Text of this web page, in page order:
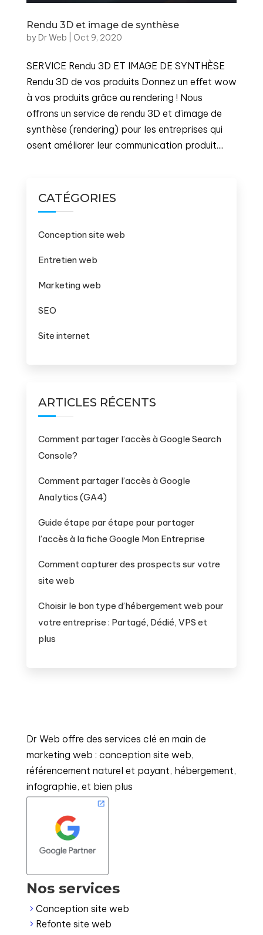
Rendu 3D et image de synthèse
by Dr Web Oct 9, 2020
SERVICE Rendu 3D ET IMAGE DE SYNTHÈSE
Rendu 3D de vos produits Donnez un effet wow
à vos produits grâce au rendering ! Nous
offrons un service de rendu 3D et d’image de
synthèse (rendering) pour les entreprises qui
osent améliorer leur communication produit....
CATÉGORIES
Conception site web
Entretien web
Marketing web
SEO
Site internet
ARTICLES RÉCENTS
Comment partager l’accès à Google Search
Console?
Comment partager l’accès à Google
Analytics (GA4)
Guide étape par étape pour partager
l’accès à la fiche Google Mon Entreprise
Comment capturer des prospects sur votre
site web
Choisir le bon type d’hébergement web pour
votre entreprise : Partagé, Dédié, VPS et
plus
Dr Web offre des services clé en main de
marketing web : conception site web,
référencement naturel et payant, hébergement,
infographie, et bien plus
Nos services
5 Conception site web
5 Refonte site web